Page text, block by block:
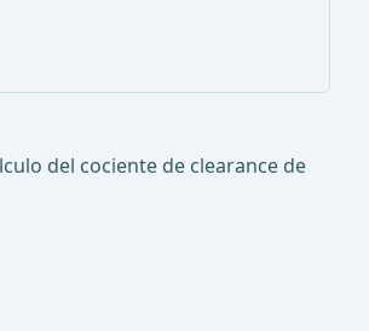
del cociente de clearance de